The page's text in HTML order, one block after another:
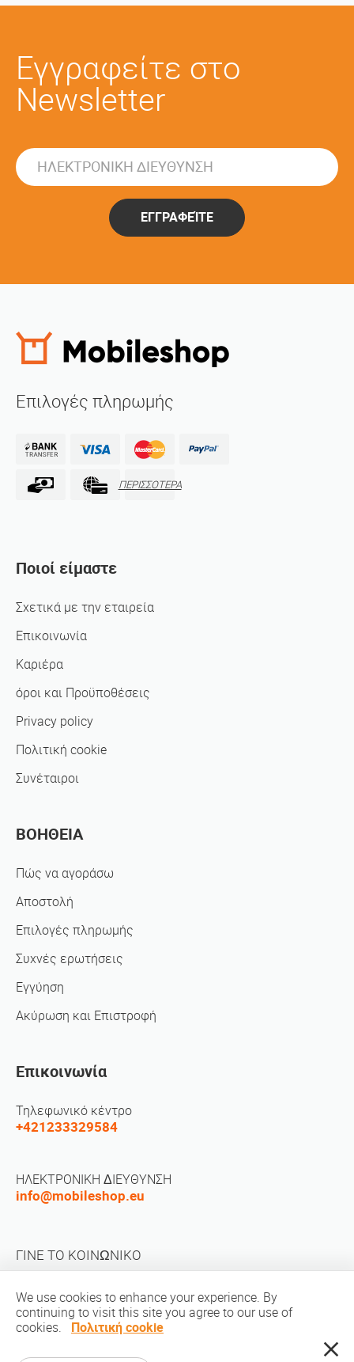
Εγγραφείτε στο
Newsletter
ΕΓΓΡΑΦΕΊΤΕ
Επιλογές πληρωμής
ΠΕΡΙΣΣΟΤΕΡΑ
Ποιοί είμαστε
Σχετικά με την εταιρεία
Επικοινωνία
Καριέρα
όροι και Προϋποθέσεις
Privacy policy
Πολιτική cookie
Συνέταιροι
ΒΟΗΘΕΙΑ
Πώς να αγοράσω
Αποστολή
Επιλογές πληρωμής
Συχνές ερωτήσεις
Εγγύηση
Ακύρωση και Επιστροφή
Επικοινωνία
Τηλεφωνικό κέντρο
+421233329584
ΗΛΕΚΤΡΟΝΙΚΗ ΔΙΕΥΘΥΝΣΗ
info@mobileshop.eu
ΓΙΝΕ ΤΟ ΚΟΙΝΩΝΙΚΟ
We use cookies to enhance your experience. By
continuing to visit this site you agree to our use of
cookies. Πολιτική cookie